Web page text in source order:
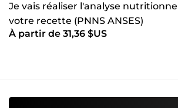
Je vais réaliser l'analyse
votre recette (PNNS ANSES)
À partir de 31,36 $US